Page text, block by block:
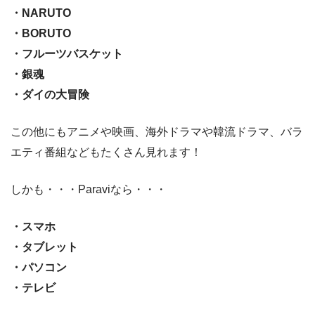
・NARUTO
・BORUTO
・フルーツバスケット
・銀魂
・ダイの大冒険
この他にもアニメや映画、海外ドラマや韓流ドラマ、バラ
エティ番組などもたくさん見れます！
しかも・・・Paraviなら・・・
・スマホ
・タブレット
・パソコン
・テレビ